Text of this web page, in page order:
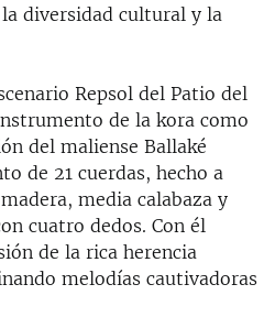
diversidad cultural y la
Repsol del Patio del
de la kora como
del maliense Ballaké
de 21 cuerdas, hecho a
media calabaza y
cuatro dedos. Con él
de la rica herencia
melodías cautivadoras